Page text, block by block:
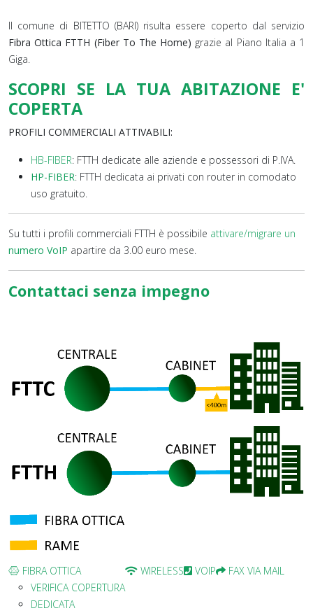
Il comune di BITETTO (BARI) risulta essere coperto dal servizio
Fibra Ottica FTTH (Fiber To The Home) grazie al Piano Italia a 1
Giga.
SCOPRI SE LA TUA ABITAZIONE E'
COPERTA
PROFILI COMMERCIALI ATTIVABILI:
HB-FIBER: FTTH dedicate alle aziende e possessori di P.IVA.
HP-FIBER: FTTH dedicata ai privati con router in comodato
uso gratuito.
Su tutti i profili commerciali FTTH è possibile attivare/migrare un
numero VoIP apartire da 3.00 euro mese.
Contattaci senza impegno
FIBRA OTTICA
VERIFICA COPERTURA
DEDICATA
WIRELESS VOIP FAX VIA MAIL